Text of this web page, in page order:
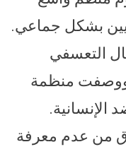
بشكل جماعي.
التعسفي
ووصفت منظمة
الإنسانية.
من عدم معرفة